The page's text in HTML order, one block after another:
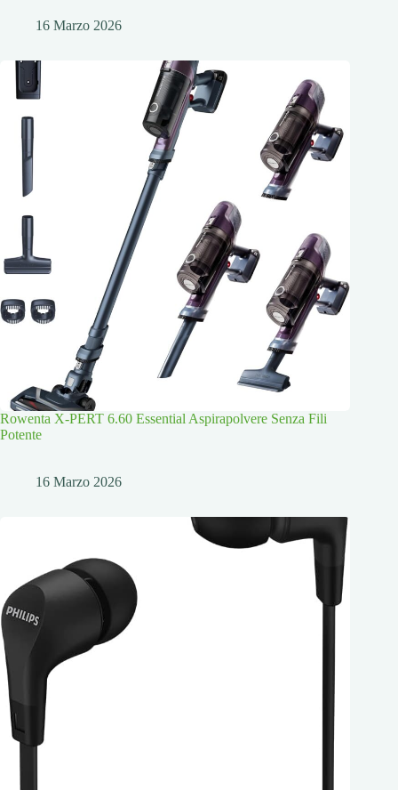
16 Marzo 2026
Rowenta X-PERT 6.60 Essential Aspirapolvere Senza Fili
Potente
16 Marzo 2026